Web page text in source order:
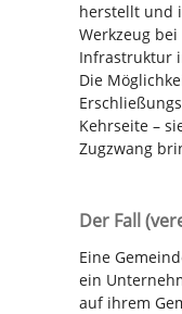
herstellt und
Werkzeug
Infrastruktur
Die
Kehrseite –
Zugzwang
Der Fall
Eine
ein
auf ihrem